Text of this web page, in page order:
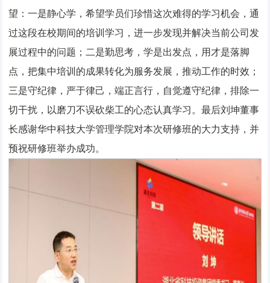
望：一是静心学，希望学员们珍惜这次难得的学习机会，通
过这段在校期间的培训学习，进一步发现并解决当前公司发
展过程中的问题；二是勤思考，学是出发点，用才是落脚
点，把集中培训的成果转化为服务发展，推动工作的时效；
三是守纪律，严于律己，端正言行，自觉遵守纪律，排除一
切干扰，以磨刀不误砍柴工的心态认真学习。最后刘坤董事
长感谢华中科技大学管理学院对本次研修班的大力支持，并
预祝研修班举办成功。